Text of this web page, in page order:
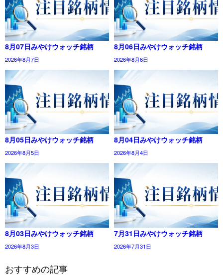
8月07日みやけウォッチ銘柄
2026年8月7日
8月06日みやけウォッチ銘柄
2026年8月6日
8月05日みやけウォッチ銘柄
2026年8月5日
8月04日みやけウォッチ銘柄
2026年8月4日
8月03日みやけウォッチ銘柄
2026年8月3日
7月31日みやけウォッチ銘柄
2026年7月31日
おすすめの記事